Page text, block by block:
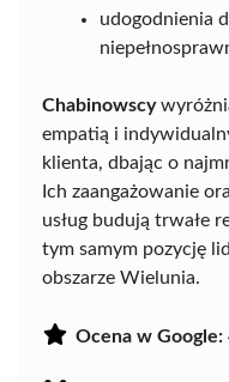
udogodnienia
Chabinowscy
empatią i
klienta, dbając o
Ich zaangażowanie
usług budują trwałe
tym samym pozycję
obszarze Wielunia.
Ocena w Google: